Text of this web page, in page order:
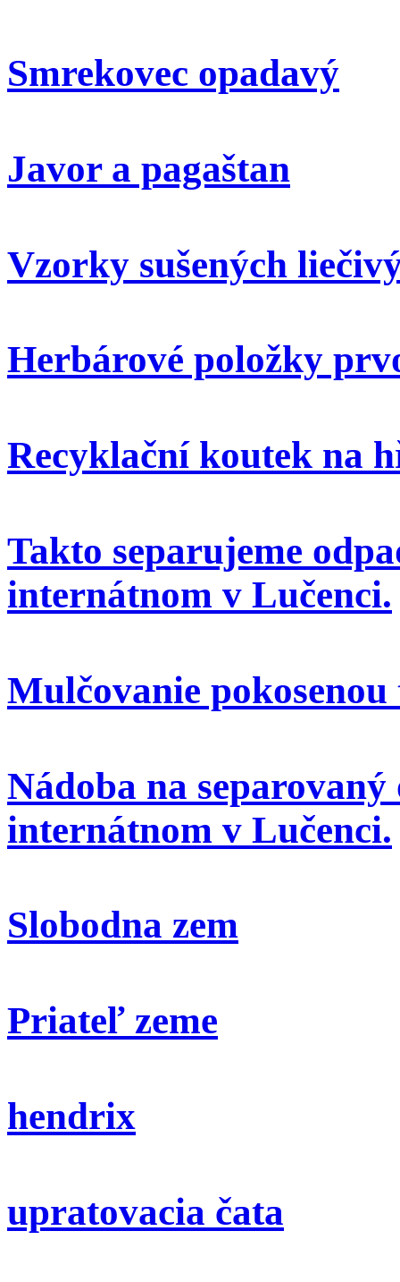
Smrekovec opadavý
Javor a pagaštan
Vzorky sušených
Herbárové položky
Recyklační koutek na
Takto separujeme
internátnom v Lučenci.
Mulčovanie
Nádoba na
internátnom v Lučenci.
Slobodna zem
Priateľ zeme
hendrix
upratovacia čata